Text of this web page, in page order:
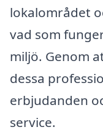
lokalområdet
vad som
miljö. Genom
dessa
erbjudanden
service.